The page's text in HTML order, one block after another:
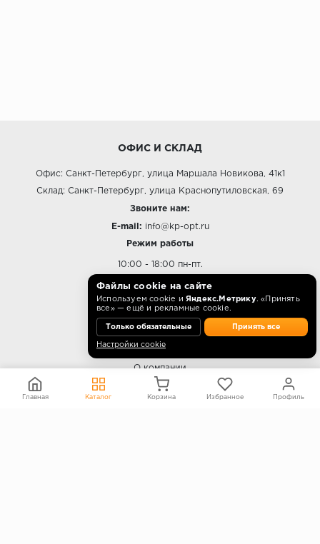
ОФИС И СКЛАД
Офис: Санкт-Петербург, улица Маршала Новикова, 41к1
Склад: Санкт-Петербург, улица Краснопутиловская, 69
Звоните нам:
E-mail: info@kp-opt.ru
Режим работы
10:00 - 18:00 пн-пт.
О КОМПАНИИ
Контакты
О компании
Политика конфиденциальности
Согласие на обработку персональных данных
Файлы cookie на сайте
Используем cookie и Яндекс.Метрику. «Принять
все» — ещё и рекламные cookie.
Только обязательные Принять все
Настройки cookie
Главная Каталог Корзина Избранное Профиль